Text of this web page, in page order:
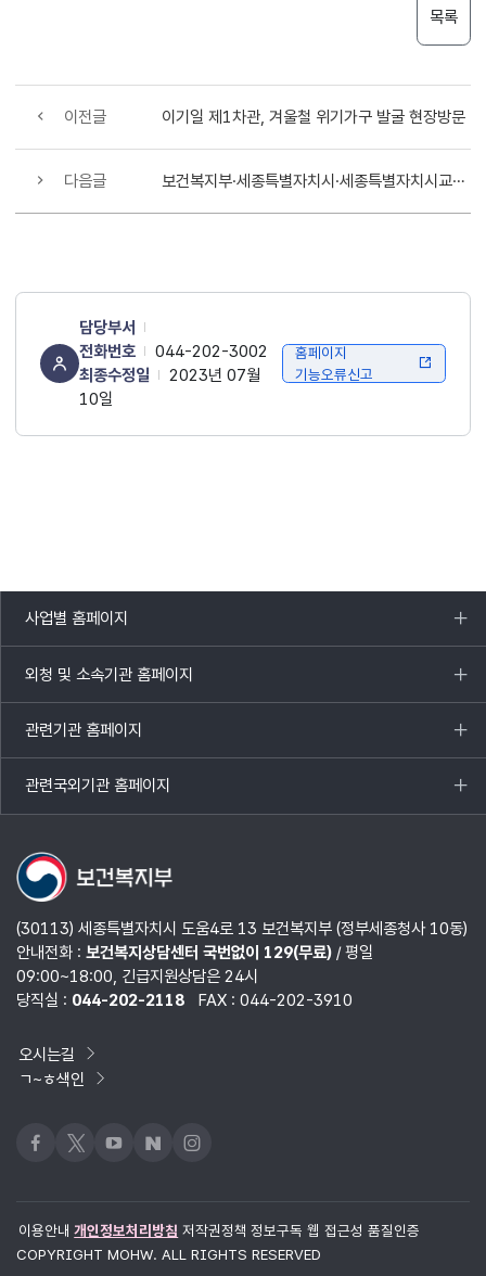
목록
이전글 이기일 제1차관, 겨울철 위기가구 발굴 현장방문
다음글 보건복지부·세종특별자치시·세종특별자치시교육청·(사)인구와미래정책연구원 업무협약 체결
담당부서
전화번호
044-202-3002
최종수정일
2023년 07월
10일
홈페이지
기능오류신고
사업별 홈페이지
목록
열기
외청 및 소속기관 홈페이지
목록
열기
관련기관 홈페이지
목록
열기
관련국외기관 홈페이지
목록
열기
(30113) 세종특별자치시 도움4로 13 보건복지부 (정부세종청사 10동)
안내전화 : 보건복지상담센터 국번없이 129(무료)/ 평일
09:00~18:00, 긴급지원상담은 24시
당직실 : 044-202-2118 FAX : 044-202-3910
오시는길
ㄱ~ㅎ색인
페이스북
x 유튜브네이버블로그
인스타그램
이용안내 개인정보처리방침 저작권정책 정보구독 웹 접근성 품질인증
COPYRIGHT MOHW. ALL RIGHTS RESERVED